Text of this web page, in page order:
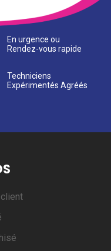
En urgence ou
Rendez-vous rapide
Techniciens
Expérimentés Agréés